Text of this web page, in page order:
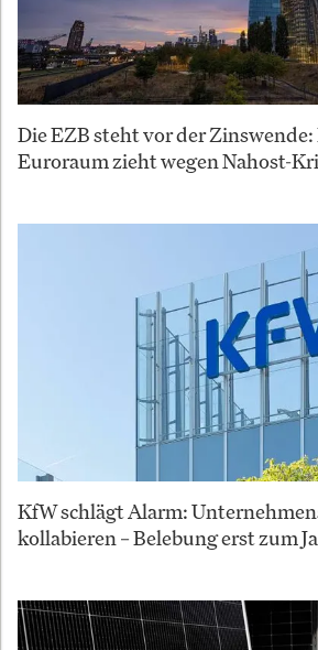
Die EZB steht vor der
Euroraum zieht wegen Nahost-
KfW schlägt Alarm:
kollabieren – Belebung erst zum